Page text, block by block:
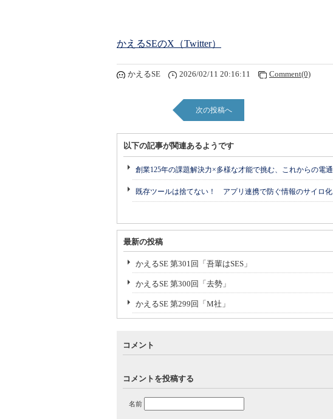
かえるSEのX（Twitter）
かえるSE 2026/02/11 20:16:11 Comment(0)
次の投稿へ
以下の記事が関連あるようです
創業125年の課題解決力×多様な才能で挑む、これからの電通
既存ツールは捨てない！ アプリ連携で防ぐ情報のサイロ化
最新の投稿
かえるSE 第301回「吾輩はSES」
かえるSE 第300回「去勢」
かえるSE 第299回「M社」
コメント
コメントを投稿する
名前